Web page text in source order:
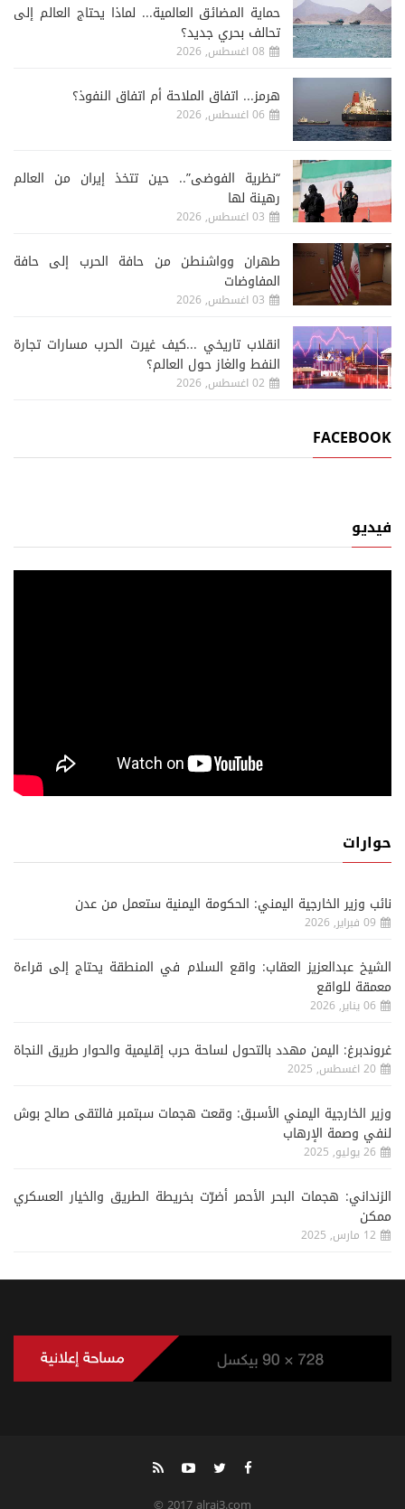
حماية المضائق العالمية... لماذا يحتاج العالم إلى
تحالف بحري جديد؟
08 اغسطس, 2026
هرمز... اتفاق الملاحة أم اتفاق النفوذ؟
06 اغسطس, 2026
“نظرية الفوضى”.. حين تتخذ إيران من العالم
رهينة لها
03 اغسطس, 2026
طهران وواشنطن من حافة الحرب إلى حافة
المفاوضات
03 اغسطس, 2026
انقلاب تاريخي ...كيف غيرت الحرب مسارات تجارة
النفط والغاز حول العالم؟
02 اغسطس, 2026
FACEBOOK
فيديو
حوارات
نائب وزير الخارجية اليمني: الحكومة اليمنية ستعمل من عدن
09 فبراير, 2026
الشيخ عبدالعزيز العقاب: واقع السلام في المنطقة يحتاج إلى قراءة
معمقة للواقع
06 يناير, 2026
غروندبرغ: اليمن مهدد بالتحول لساحة حرب إقليمية والحوار طريق النجاة
20 اغسطس, 2025
وزير الخارجية اليمني الأسبق: وقعت هجمات سبتمبر فالتقى صالح بوش
لنفي وصمة الإرهاب
26 يوليو, 2025
الزنداني: هجمات البحر الأحمر أضرّت بخريطة الطريق والخيار العسكري
ممكن
12 مارس, 2025